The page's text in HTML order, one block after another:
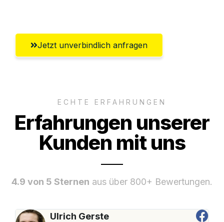
Jetzt unverbindlich anfragen
ECHTE ERFAHRUNGEN
Erfahrungen unserer
Kunden mit uns
4.9 von 5 Sternen aus über 800+ Bewertungen.
Ulrich Gerste